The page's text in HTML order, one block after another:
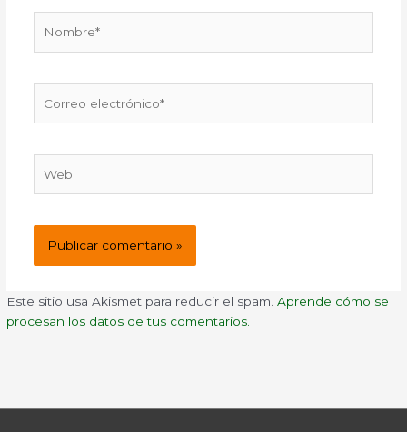
electrónico*
Este sitio usa Akismet para reducir el spam.Aprende cómo se
procesan los datos de tus comentarios.